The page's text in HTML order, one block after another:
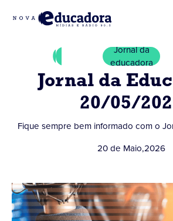
Jornal da
educadora
Jornal da
20/05/
Fique sempre bem informado com o
20 de Maio,2026